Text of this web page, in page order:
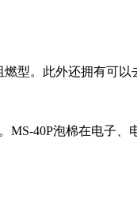
型。此外还拥有可以
MS-40P泡棉在电子